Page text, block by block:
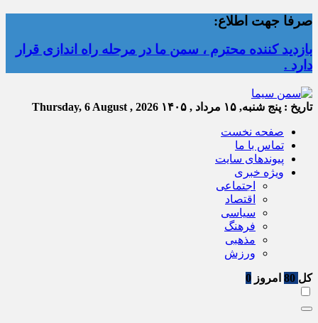
صرفا جهت اطلاع:
بازدید کننده محترم ، سمن ما در مرحله راه اندازی قرار
دارد .
تاریخ : پنج شنبه, ۱۵ مرداد , ۱۴۰۵ Thursday, 6 August , 2026
صفحه نخست
تماس با ما
پیوندهای سایت
ویژه خبری
اجتماعی
اقتصاد
سیاسی
فرهنگ
مذهبی
ورزش
کل امروز 0